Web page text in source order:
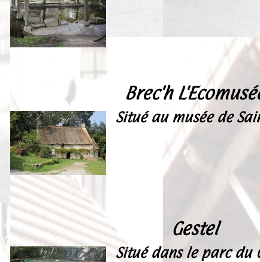
Brec'h
Situé au musée de
Gestel
Situé dans le parc du